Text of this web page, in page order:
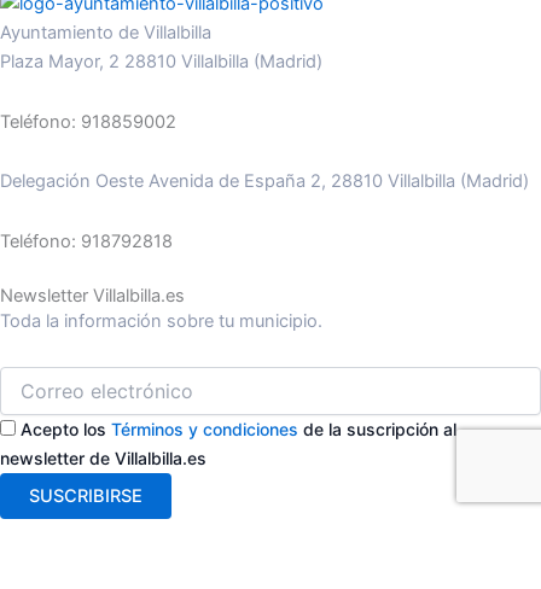
Ayuntamiento de Villalbilla
Plaza Mayor, 2 28810 Villalbilla (Madrid)
Teléfono: 918859002
Delegación Oeste Avenida de España 2, 28810 Villalbilla (Madrid)
Teléfono: 918792818
Newsletter Villalbilla.es
Toda la información sobre tu municipio.
Acepto los Términos y condiciones de la suscripción al
newsletter de Villalbilla.es
SUSCRIBIRSE